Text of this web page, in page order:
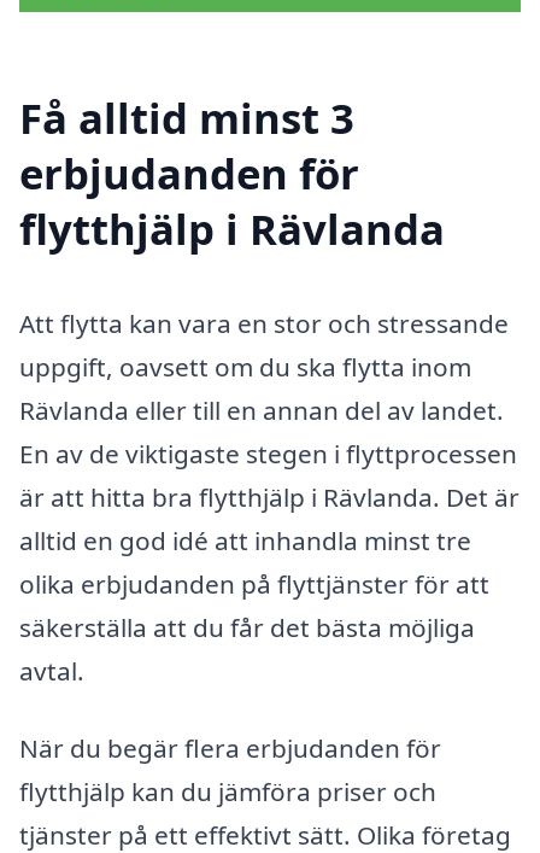
Få alltid minst 3
erbjudanden för
flytthjälp i Rävlanda
Att flytta kan vara en stor och stressande
uppgift, oavsett om du ska flytta inom
Rävlanda eller till en annan del av landet.
En av de viktigaste stegen i flyttprocessen
är att hitta bra flytthjälp i Rävlanda. Det är
alltid en god idé att inhandla minst tre
olika erbjudanden på flyttjänster för att
säkerställa att du får det bästa möjliga
avtal.
När du begär flera erbjudanden för
flytthjälp kan du jämföra priser och
tjänster på ett effektivt sätt. Olika företag